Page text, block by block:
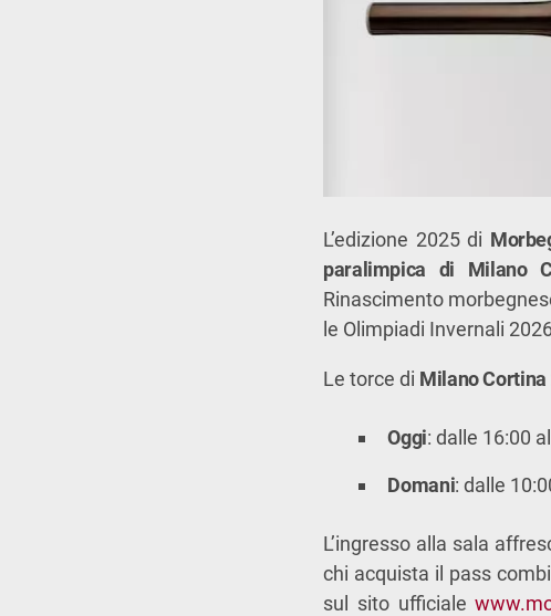
L’edizione 2025 di
paralimpica di Milano
Rinascimento
le Olimpiadi Invernali
Le torce di Milano Cortina
Oggi: dalle 16:00
Domani: dalle
L’ingresso alla sala
chi acquista il pass
sul sito ufficiale